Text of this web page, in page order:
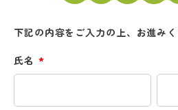
下記の内容をご入力の上、お進みく
氏名
(必